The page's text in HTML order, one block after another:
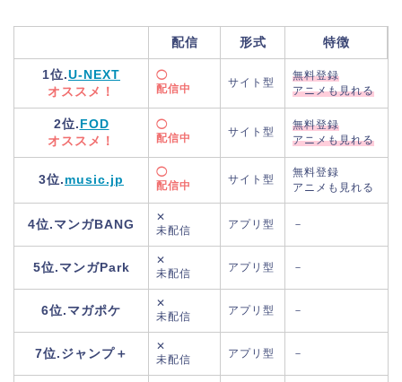
配信 形式 特徴
1位.U-NEXT
オススメ！
◯
配信中
サイト型
無料登録
アニメも見れる
2位.FOD
オススメ！
◯
配信中
サイト型
無料登録
アニメも見れる
3位.music.jp
◯
配信中
サイト型
無料登録
アニメも見れる
4位.マンガBANG
✕
未配信
アプリ型 －
5位.マンガPark
✕
未配信
アプリ型 －
6位.マガポケ
✕
未配信
アプリ型 －
7位.ジャンプ＋
✕
未配信
アプリ型 －